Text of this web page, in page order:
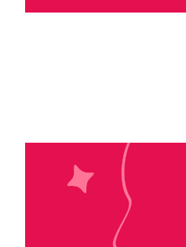
Fleur